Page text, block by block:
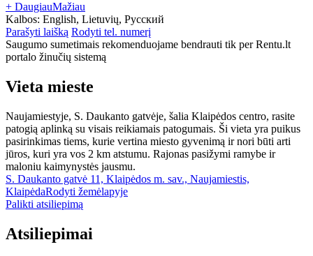
+ DaugiauMažiau
Kalbos: English, Lietuvių, Русский
Parašyti laišką Rodyti tel. numerį
Saugumo sumetimais rekomenduojame bendrauti tik per Rentu.lt
portalo žinučių sistemą
Vieta mieste
Naujamiestyje, S. Daukanto gatvėje, šalia Klaipėdos centro, rasite
patogią aplinką su visais reikiamais patogumais. Ši vieta yra puikus
pasirinkimas tiems, kurie vertina miesto gyvenimą ir nori būti arti
jūros, kuri yra vos 2 km atstumu. Rajonas pasižymi ramybe ir
maloniu kaimynystės jausmu.
S. Daukanto gatvė 11, Klaipėdos m. sav., Naujamiestis,
KlaipėdaRodyti žemėlapyje
Palikti atsiliepimą
Atsiliepimai